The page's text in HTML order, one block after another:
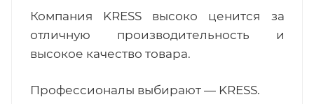
Компания KRESS высоко ценится за
отличную производительность и
высокое качество товара.
Профессионалы выбирают — KRESS.